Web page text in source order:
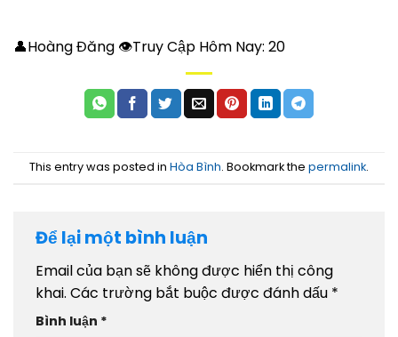
👤Hoàng Đăng 👁Truy Cập Hôm Nay: 20
This entry was posted in Hòa Bình. Bookmark the permalink.
Để lại một bình luận
Email của bạn sẽ không được hiển thị công
khai. Các trường bắt buộc được đánh dấu *
Bình luận *